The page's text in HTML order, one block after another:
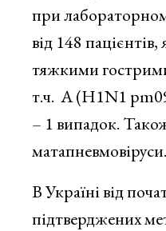
при
від 148
тяжкими
т.ч. А (H1N1
– 1 випадок.
матапневмовіруси.
В Україні від
підтверджених